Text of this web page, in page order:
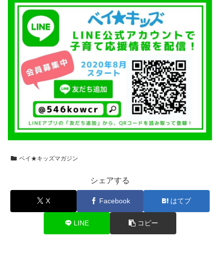
ベイ★キッズマガジン
シェアする
X Facebook はてブ
LINE コピー